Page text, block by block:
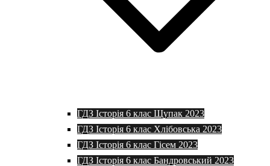
ГДЗ Історія 6 клас Щупак 2023
ГДЗ Історія 6 клас Хлібовська 2023
ГДЗ Історія 6 клас Гісем 2023
ГДЗ Історія 6 клас Бандровський 2023